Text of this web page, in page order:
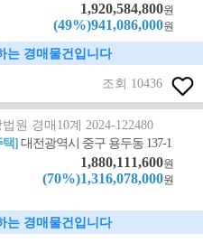
1,920,584,800원
(49%)941,086,000원
는 경매물건입니다
조회 10436
원 경매10계 2024-122480
택]대전광역시 중구 용두동 137-1
1,880,111,600원
(70%)1,316,078,000원
는 경매물건입니다